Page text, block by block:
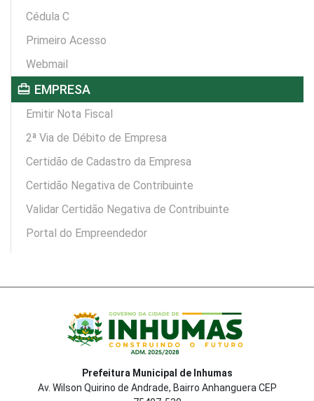
Cédula C
Primeiro Acesso
Webmail
card_travel EMPRESA
Emitir Nota Fiscal
2ª Via de Débito de Empresa
Certidão de Cadastro da Empresa
Certidão Negativa de Contribuinte
Validar Certidão Negativa de Contribuinte
Portal do Empreendedor
Prefeitura Municipal de Inhumas
Av. Wilson Quirino de Andrade, Bairro Anhanguera CEP